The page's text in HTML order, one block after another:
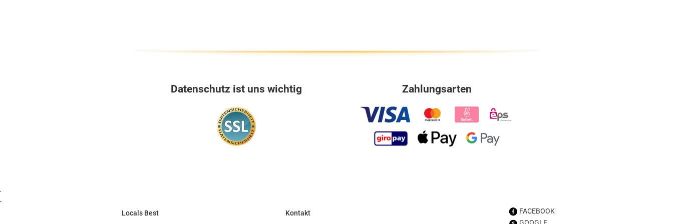
Datenschutz ist uns wichtig Zahlungsarten
.
.
Locals Best Kontakt
FACEBOOK